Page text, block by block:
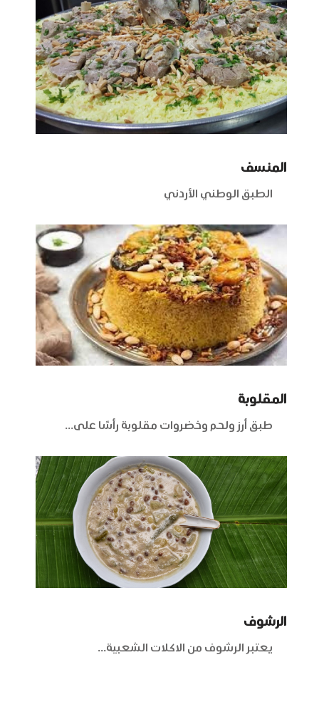
المنسف
الطبق الوطني الأردني
المقلوبة
طبق أرز ولحم وخضروات مقلوبة رأسًا على...
الرشوف
يعتبر الرشوف من الاكلات الشعبية...